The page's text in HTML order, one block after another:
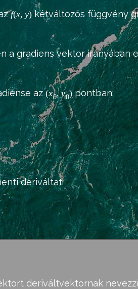
f(x, y)kétváltozós függvény
a gradiens vektor irányában
az(x0,y0)pontban:
deriváltat.
deriváltvektornak